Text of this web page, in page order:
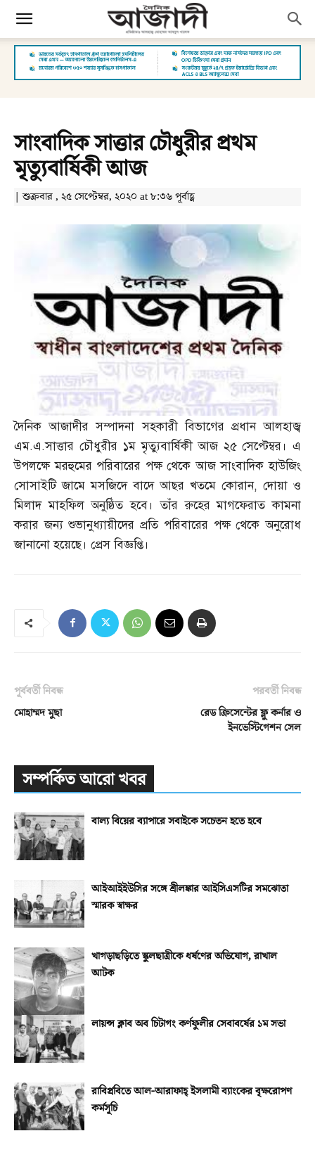
সাংবাদিক সাত্তার চৌধুরীর প্রথম
মৃত্যুবার্ষিকী আজ
| শুক্রবার , ২৫ সেপ্টেম্বর, ২০২০ at ৮:৩৬ পূর্বাহ্ণ
দৈনিক আজাদীর সম্পাদনা সহকারী বিভাগের প্রধান আলহাজ্ব
এম.এ.সাত্তার চৌধুরীর ১ম মৃত্যুবার্ষিকী আজ ২৫ সেপ্টেম্বর। এ
উপলক্ষে মরহুমের পরিবারের পক্ষ থেকে আজ সাংবাদিক হাউজিং
সোসাইটি জামে মসজিদে বাদে আছর খতমে কোরান, দোয়া ও
মিলাদ মাহফিল অনুষ্ঠিত হবে। তাঁর রুহের মাগফেরাত কামনা
করার জন্য শুভানুধ্যায়ীদের প্রতি পরিবারের পক্ষ থেকে অনুরোধ
জানানো হয়েছে। প্রেস বিজ্ঞপ্তি।
পূর্ববর্তী নিবন্ধ
মোহাম্মদ মুছা
পরবর্তী নিবন্ধ
রেড ক্রিসেন্টের ফ্লু কর্নার ও
ইনভেস্টিগেশন সেল
সম্পর্কিত আরো খবর
বাল্য বিয়ের ব্যাপারে সবাইকে সচেতন হতে হবে
আইআইইউসির সঙ্গে শ্রীলঙ্কার আইসিএসটির সমঝোতা
স্মারক স্বাক্ষর
খাগড়াছড়িতে স্কুলছাত্রীকে ধর্ষণের অভিযোগ, রাখাল
আটক
লায়ন্স ক্লাব অব চিটাগং কর্ণফুলীর সেবাবর্ষের ১ম সভা
রাবিপ্রবিতে আল-আরাফাহ্‌ ইসলামী ব্যাংকের বৃক্ষরোপণ
কর্মসূচি